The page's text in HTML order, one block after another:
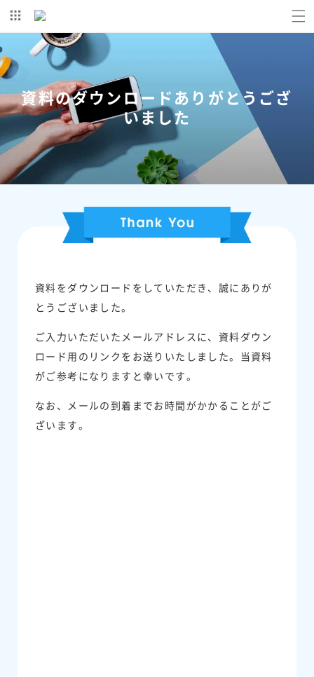
コンテ
ンツに
進む
資料のダウンロードありがとうござ
いました
資料をダウンロードをしていただき、誠にありが
とうございました。
ご入力いただいたメールアドレスに、資料ダウン
ロード用のリンクをお送りいたしました。当資料
がご参考になりますと幸いです。
なお、メールの到着までお時間がかかることがご
ざいます。